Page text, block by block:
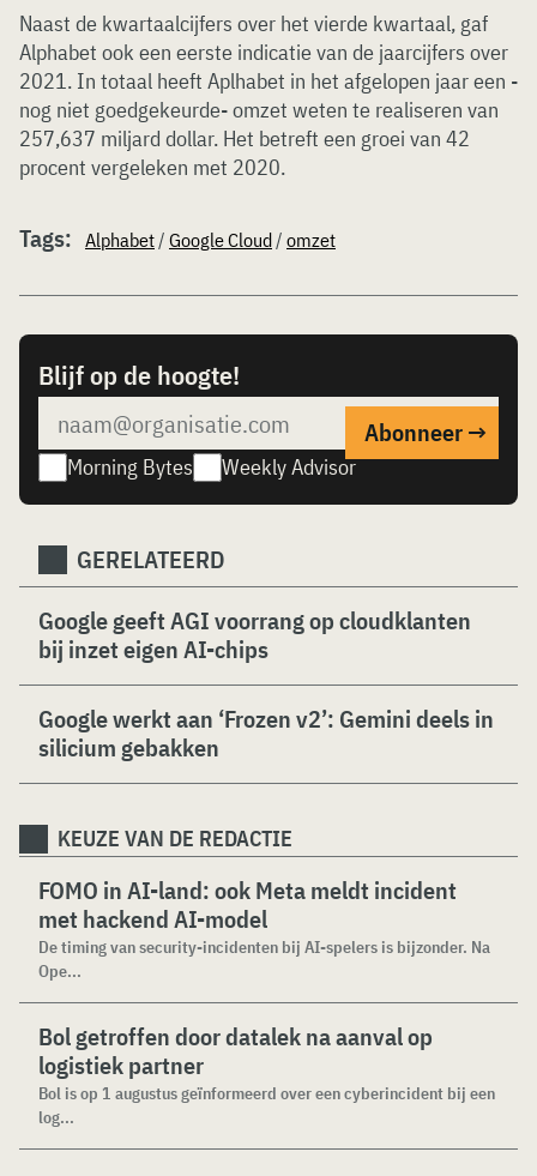
Naast de kwartaalcijfers over het vierde kwartaal, gaf
Alphabet ook een eerste indicatie van de jaarcijfers over
2021. In totaal heeft Aplhabet in het afgelopen jaar een -
nog niet goedgekeurde- omzet weten te realiseren van
257,637 miljard dollar. Het betreft een groei van 42
procent vergeleken met 2020.
Tags: Alphabet/ Google Cloud/ omzet
Blijf op de hoogte!
Morning Bytes Weekly Advisor
GERELATEERD
Google geeft AGI voorrang op cloudklanten
bij inzet eigen AI-chips
Google werkt aan ‘Frozen v2’: Gemini deels in
silicium gebakken
KEUZE VAN DE REDACTIE
FOMO in AI-land: ook Meta meldt incident
met hackend AI-model
De timing van security-incidenten bij AI-spelers is bijzonder. Na
Ope...
Bol getroffen door datalek na aanval op
logistiek partner
Bol is op 1 augustus geïnformeerd over een cyberincident bij een
log...